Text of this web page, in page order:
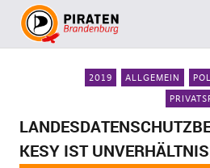
2019 ALLGEMEIN
KESY IST